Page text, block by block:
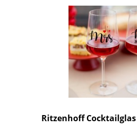
Ritzenhoff Cocktailglas